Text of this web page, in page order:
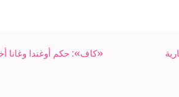
«كاف»: حكم أوغندا وغانا